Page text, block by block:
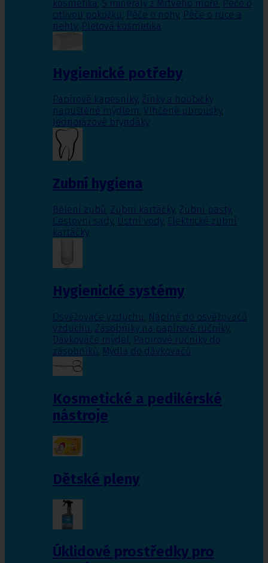
kosmetika, S minerály z Mrtvého moře, Péče o
citlivou pokožku, Péče o nohy, Péče o ruce a
nehty, Pleťová kosmetika
Hygienické potřeby
Papírové kapesníky, Žínky a houbičky
napuštěné mýdlem, Vlhčené ubrousky,
Jednorázové bryndáky
Zubní hygiena
Bělení zubů, Zubní kartáčky, Zubní pasty,
Cestovní sady, Ústní vody, Elektrické zubní
kartáčky
Hygienické systémy
Osvěžovače vzduchu, Náplně do osvěžovačů
vzduchu, Zásobníky na papírové ručníky,
Dávkováče mýdel, Papírové ručníky do
zásobníků, Mýdla do dávkovačů
Kosmetické a pedikérské
nástroje
Dětské pleny
Úklidové prostředky pro